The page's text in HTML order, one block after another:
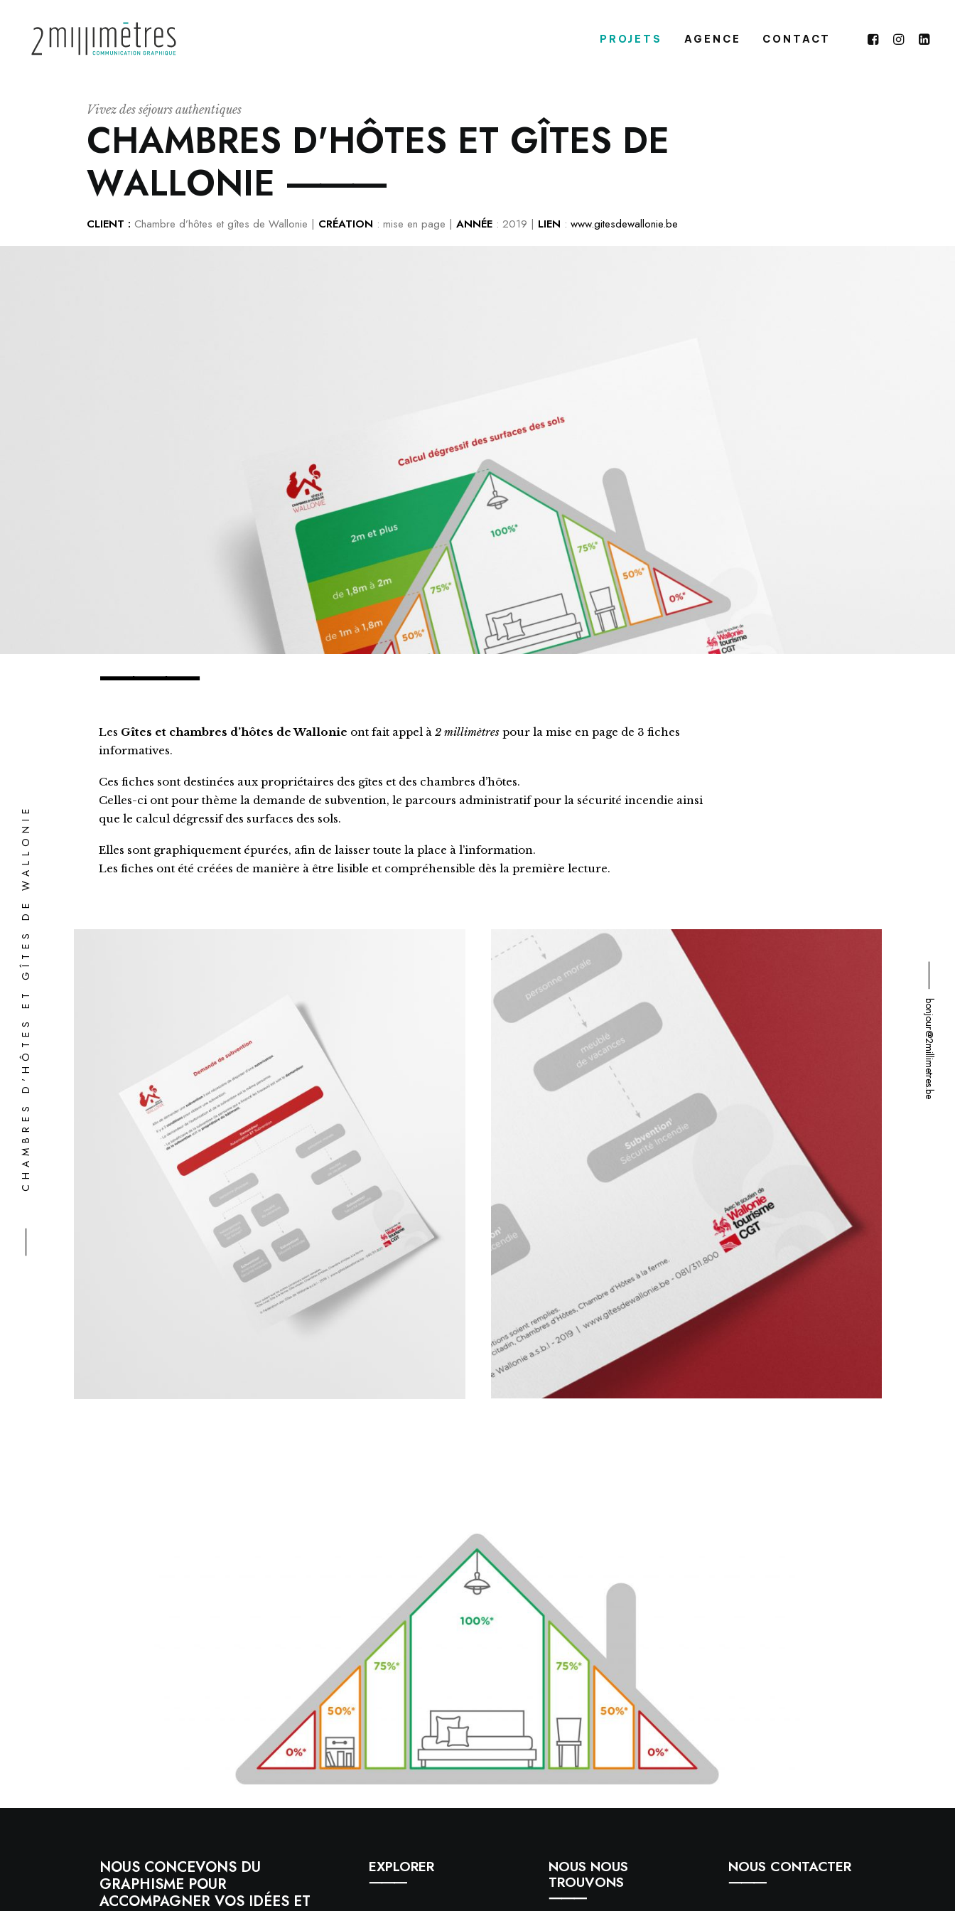
PROJETS AGENCE CONTACT
Vivez des séjours authentiques
CHAMBRES D'HÔTES ET GÎTES DE
WALLONIE ⸻
CLIENT : Chambre d’hôtes et gîtes de Wallonie | CRÉATION : mise en page | ANNÉE: 2019 | LIEN : www.gitesdewallonie.be
⸻
Les Gîtes et chambres d’hôtes de Wallonie ont fait appel à2 millimètres pour la mise en page de 3 fiches
informatives.
Ces fiches sont destinées aux propriétaires des gîtes et des chambres d’hôtes.
Celles-ci ont pour thème la demande de subvention, le parcours administratif pour la sécurité incendie ainsi
que le calcul dégressif des surfaces des sols.
Elles sont graphiquement épurées, afin de laisser toute la place à l’information.
Les fiches ont été créées de manière à être lisible et compréhensible dès la première lecture.
NOUS CONCEVONS DU
GRAPHISME POUR
ACCOMPAGNER VOS IDÉES ET
EXPLORER
⸻
NOUS NOUS
TROUVONS
⸻
NOUS CONTACTER
⸻
⸻ CHAMBRES D'HÔTES ET GÎTES DE WALLONIE ⸻ bonjour@2millimetres.be